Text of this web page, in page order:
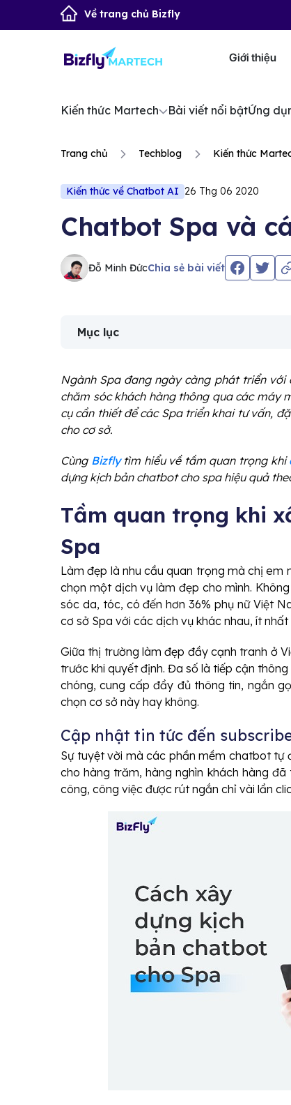
Về trang chủ Bizfly
Giới thiệu
Kiến thức Martech Bài viết nổi bậtỨng
Trang chủ Techblog Kiến thức
Kiến thức về Chatbot AI 26 Thg 06 2020
Chatbot Spa và
Đỗ Minh ĐứcChia sẻ bài viết
Mục lục
Ngành Spa đang ngày càng phát triển
chăm sóc khách hàng thông qua các máy
cụ cần thiết để các Spa triển khai tư vấn,
cho cơ sở.
Cùng Bizflytìm hiểu về tầm quan trọng khi
dựng kịch bản chatbot cho spa hiệu quả
Tầm quan trọng khi
Spa
Làm đẹp là nhu cầu quan trọng mà chị em
chọn một dịch vụ làm đẹp cho mình.
sóc da, tóc, có đến hơn 36% phụ nữ Việt
cơ sở Spa với các dịch vụ khác nhau, ít
Giữa thị trường làm đẹp đầy cạnh tranh ở
trước khi quyết định. Đa số là tiếp cận
chóng, cung cấp đầy đủ thông tin, ngắn
chọn cơ sở này hay không.
Cập nhật tin tức đến
Sự tuyệt vời mà các phần mềm chatbot tự
cho hàng trăm, hàng nghìn khách hàng
công, công việc được rút ngắn chỉ vài lần